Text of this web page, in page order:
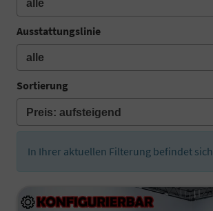
Ausstattungslinie
Sortierung
In Ihrer aktuellen Filterung befindet sich